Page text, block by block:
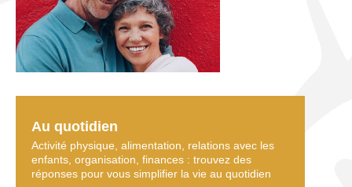
Au quotidien
Activité physique, alimentation, relations avec les
enfants, organisation, finances : trouvez des
réponses pour vous simplifier la vie au quotidien